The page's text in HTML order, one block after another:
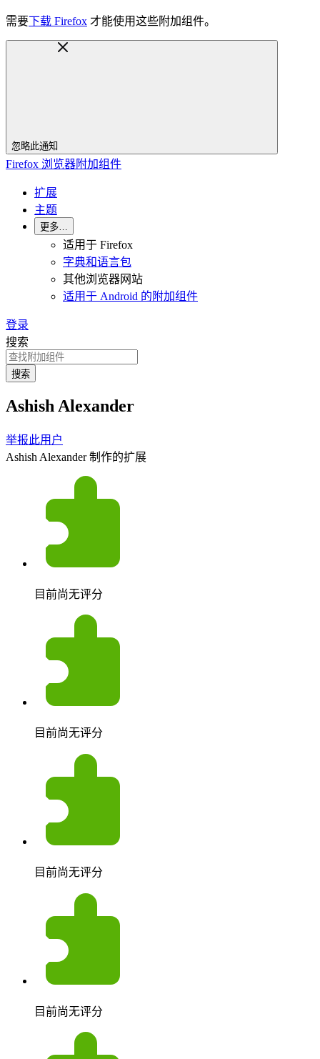
需要下载 Firefox 才能使用这些附加组件。
忽略此通知
Firefox 浏览器附加组件
扩展
主题
更多…
适用于 Firefox
字典和语言包
其他浏览器网站
适用于 Android 的附加组件
登录
搜索
搜索
Ashish Alexander
举报此用户
Ashish Alexander 制作的扩展
目前尚无评分
目前尚无评分
目前尚无评分
目前尚无评分